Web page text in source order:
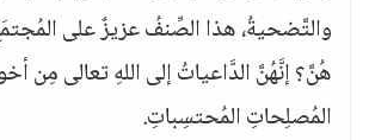
والتَّضحيةُ، هذا الصِّنفُ عزيزٌ على
هُنَّ؟ إنَّهُنَّ الدَّاعياتُ إلى اللهِ تعالى مِن
المُصلِحاتِ المُحتسِباتِ.